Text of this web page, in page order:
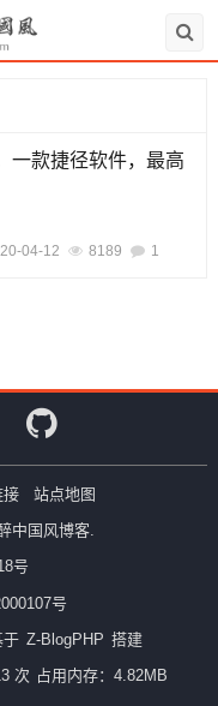
一款捷径软件，最高
04-12 8189 1
接
站点地图
中国风博客.
号
号
于 Z-BlogPHP 搭建
次 占用内存：4.82MB